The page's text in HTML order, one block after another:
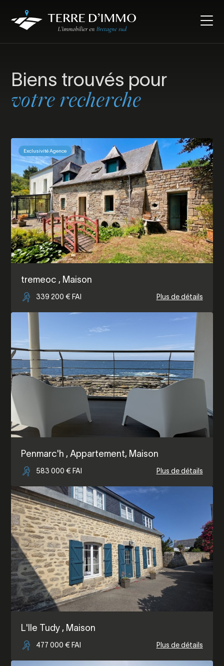
Biens trouvés pour
votre recherche
Exclusivité Agence
tremeoc , Maison
339 200 € FAI Plus de détails
Penmarc'h , Appartement, Maison
583 000 € FAI Plus de détails
L'Ile Tudy , Maison
477 000 € FAI Plus de détails